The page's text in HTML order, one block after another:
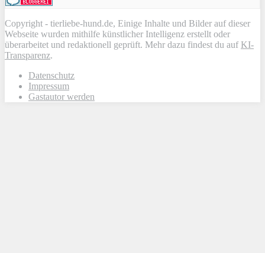
Copyright - tierliebe-hund.de, Einige Inhalte und Bilder auf dieser
Webseite wurden mithilfe künstlicher Intelligenz erstellt oder
überarbeitet und redaktionell geprüft. Mehr dazu findest du auf KI-
Transparenz.
Datenschutz
Impressum
Gastautor werden